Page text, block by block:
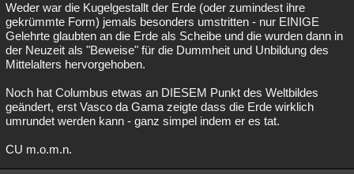
Weder war die Kugelgestallt der Erde (oder zumindest ihre
gekrümmte Form) jemals besonders umstritten - nur EINIGE
Gelehrte glaubten an die Erde als Scheibe und die wurden dann in
der Neuzeit als "Beweise" für die Dummheit und Unbildung des
Mittelalters hervorgehoben.
Noch hat Columbus etwas an DIESEM Punkt des Weltbildes
geändert, erst Vasco da Gama zeigte dass die Erde wirklich
umrundet werden kann - ganz simpel indem er es tat.
CU m.o.m.n.